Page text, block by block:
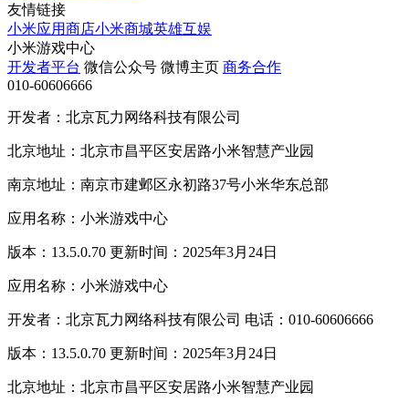
友情链接
小米应用商店小米商城英雄互娱
小米游戏中心
开发者平台 微信公众号 微博主页 商务合作
010-60606666
开发者：北京瓦力网络科技有限公司
北京地址：北京市昌平区安居路小米智慧产业园
南京地址：南京市建邺区永初路37号小米华东总部
应用名称：小米游戏中心
版本：13.5.0.70 更新时间：2025年3月24日
应用名称：小米游戏中心
开发者：北京瓦力网络科技有限公司 电话：010-60606666
版本：13.5.0.70 更新时间：2025年3月24日
北京地址：北京市昌平区安居路小米智慧产业园